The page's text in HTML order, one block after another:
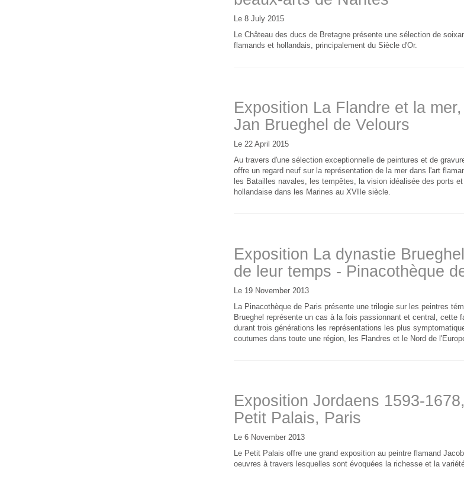
Le 8 July 2015
Le Château des ducs de Bretagne présente une sélection de
flamands et hollandais, principalement du Siècle d'Or.
Exposition La Flandre et la
Jan Brueghel de Velours
Le 22 April 2015
Au travers d'une sélection exceptionnelle de peintures et de
offre un regard neuf sur la représentation de la mer dans l'art
les Batailles navales, les tempêtes, la vision idéalisée des ports
hollandaise dans les Marines au XVIIe siècle.
Exposition La dynastie
de leur temps - Pinacothèque
Le 19 November 2013
La Pinacothèque de Paris présente une trilogie sur les peintres
Brueghel représente un cas à la fois passionnant et central, cette
durant trois générations les représentations les plus
coutumes dans toute une région, les Flandres et le Nord de
Exposition Jordaens 1593-
Petit Palais, Paris
Le 6 November 2013
Le Petit Palais offre une grand exposition au peintre flamand
oeuvres à travers lesquelles sont évoquées la richesse et la